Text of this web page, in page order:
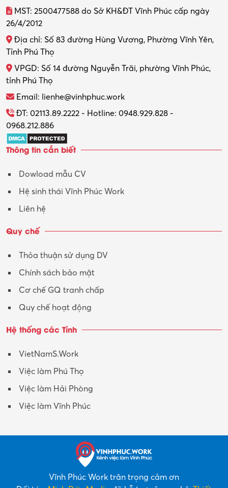
MST: 2500477588 do Sở KH&ĐT Vĩnh Phúc cấp ngày
26/4/2012
Địa chỉ: Số 83 đường Hùng Vương, Phường Vĩnh Yên,
Tỉnh Phú Thọ
VPGD: Số 14 đường Nguyễn Trãi, phường Vĩnh Phúc,
tỉnh Phú Thọ
Email: lienhe@vinhphuc.work
ĐT: 02113.89.2222 - Hotline: 0948.929.828 -
0968.212.886
Thông tin cần biết
Dowload mẫu CV
Hệ sinh thái Vĩnh Phúc Work
Liên hệ
Quy chế
Thỏa thuận sử dụng DV
Chính sách bảo mật
Cơ chế GQ tranh chấp
Quy chế hoạt động
Hệ thống các Tỉnh
VietNamS.Work
Việc làm Phú Thọ
Việc làm Hải Phòng
Việc làm Vĩnh Phúc
Vĩnh Phúc Work trân trọng cảm ơn